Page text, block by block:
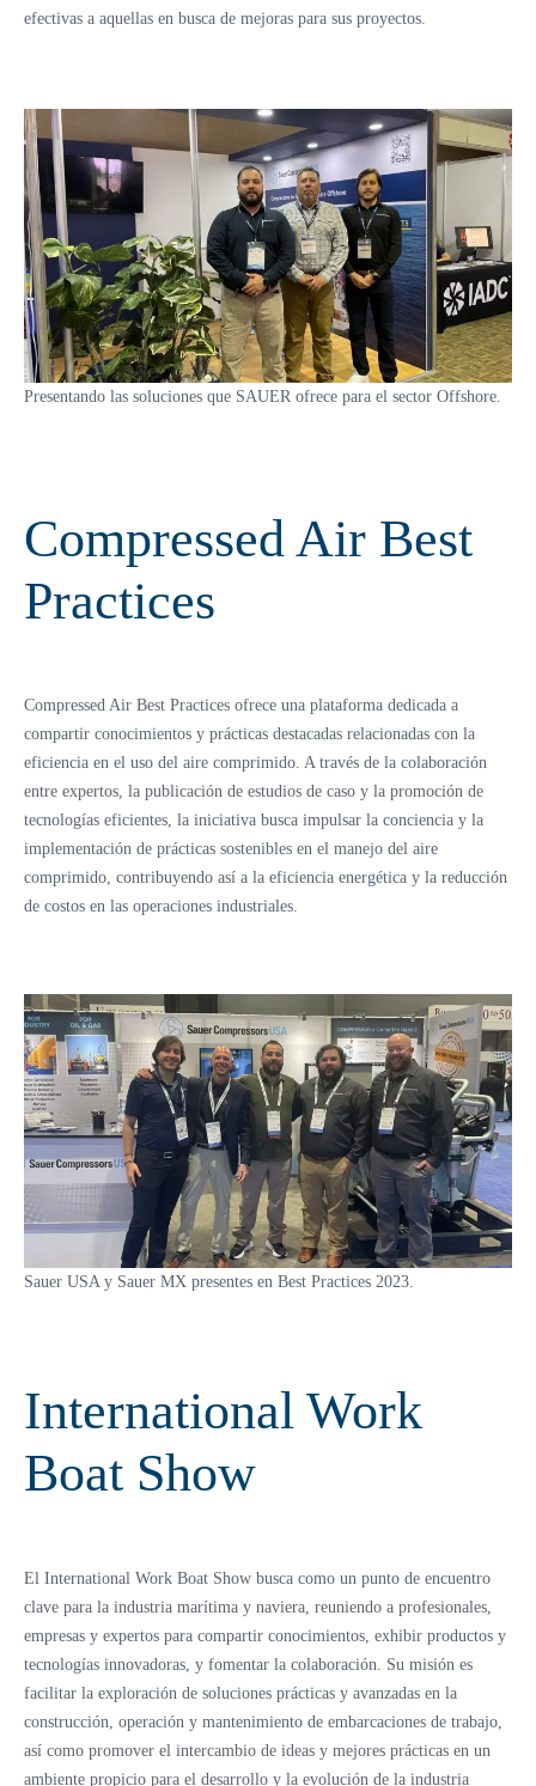
efectivas a aquellas en busca de mejoras para sus proyectos.
Presentando las soluciones que SAUER ofrece para el sector Offshore.
Compressed Air Best
Practices
Compressed Air Best Practices ofrece una plataforma dedicada a
compartir conocimientos y prácticas destacadas relacionadas con la
eficiencia en el uso del aire comprimido. A través de la colaboración
entre expertos, la publicación de estudios de caso y la promoción de
tecnologías eficientes, la iniciativa busca impulsar la conciencia y la
implementación de prácticas sostenibles en el manejo del aire
comprimido, contribuyendo así a la eficiencia energética y la reducción
de costos en las operaciones industriales.
Sauer USA y Sauer MX presentes en Best Practices 2023.
International Work
Boat Show
El International Work Boat Show busca como un punto de encuentro
clave para la industria marítima y naviera, reuniendo a profesionales,
empresas y expertos para compartir conocimientos, exhibir productos y
tecnologías innovadoras, y fomentar la colaboración. Su misión es
facilitar la exploración de soluciones prácticas y avanzadas en la
construcción, operación y mantenimiento de embarcaciones de trabajo,
así como promover el intercambio de ideas y mejores prácticas en un
ambiente propicio para el desarrollo y la evolución de la industria